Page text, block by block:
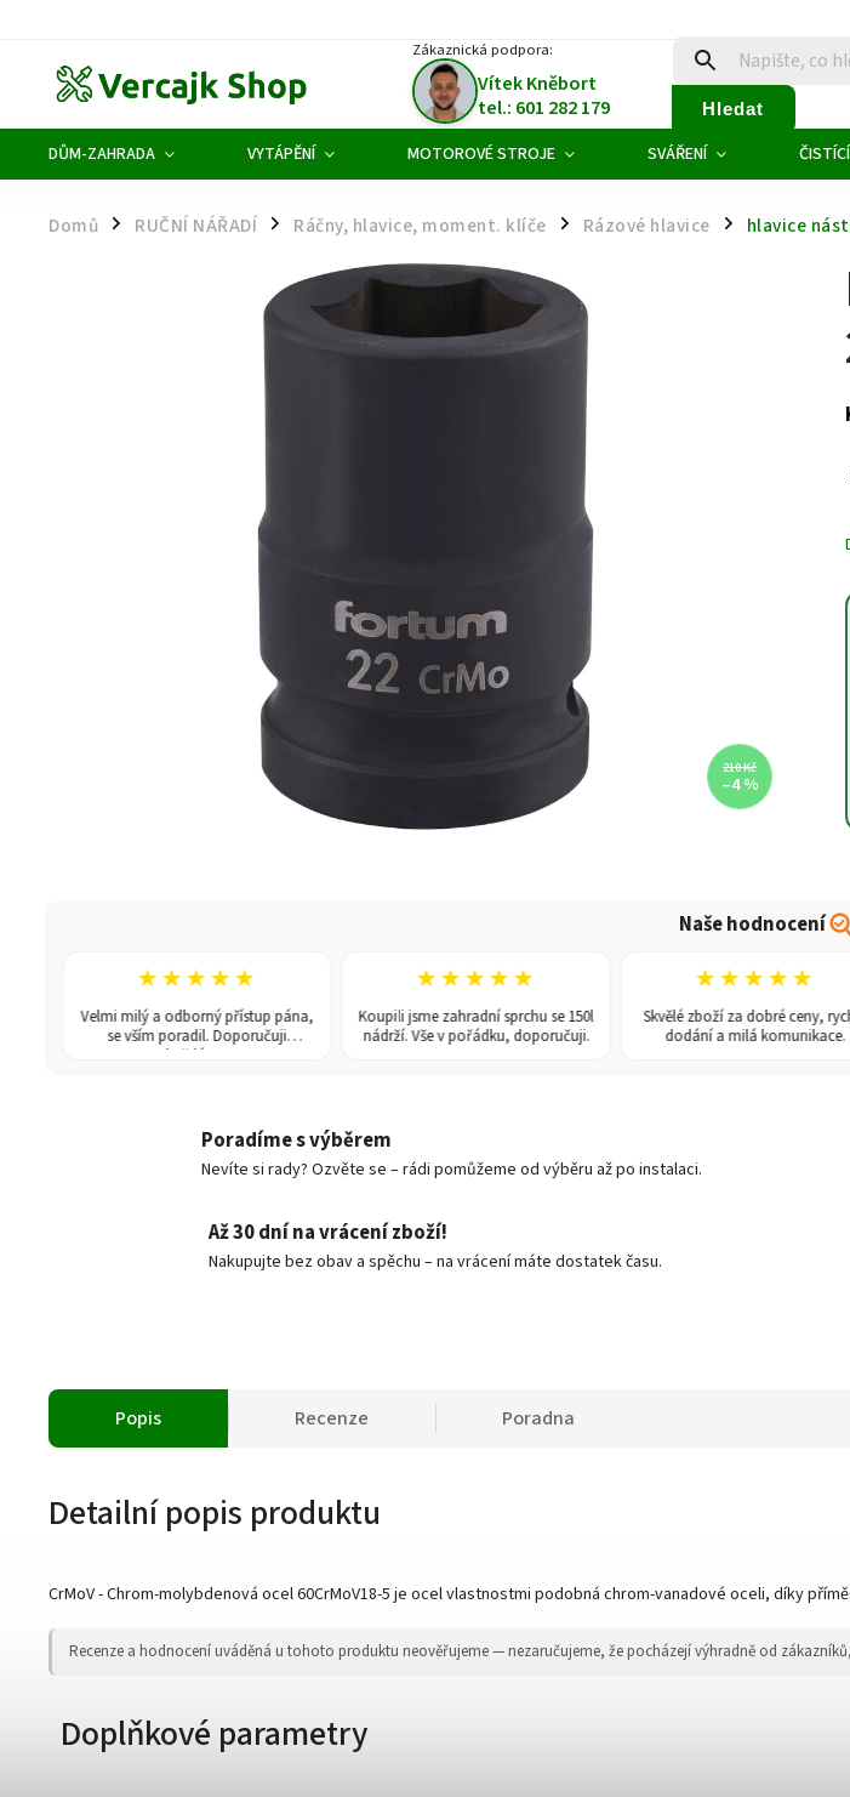
Zákaznická podpora:
Vítek Kněbort
tel.: 601 282 179
Hledat
DŮM-ZAHRADA VYTÁPĚNÍ MOTOROVÉ STROJE SVÁŘENÍ
Domů / RUČNÍ NÁŘADÍ / Ráčny, hlavice, moment. klíče / Rázové hlavice / hlavice
210 Kč
–4 %
Naše hodnocení
★★★★★
Velmi milý a odborný přístup pána,
se vším poradil. Doporučuji
každému!
★★★★★
Koupili jsme zahradní sprchu se 150l
nádrží. Vše v pořádku, doporučuji.
★★★★★
Skvělé zboží za dobré ceny, rychlé
dodání a milá komunikace.
Poradíme s výběrem
Nevíte si rady? Ozvěte se – rádi pomůžeme od výběru až po instalaci.
Až 30 dní na vrácení zboží!
Nakupujte bez obav a spěchu – na vrácení máte dostatek času.
Popis Recenze Poradna
Detailní popis produktu
CrMoV - Chrom-molybdenová ocel 60CrMoV18-5 je ocel vlastnostmi podobná chrom-vanadové oceli, díky
Recenze a hodnocení uváděná u tohoto produktu neověřujeme — nezaručujeme, že pocházejí výhradně od
Doplňkové parametry